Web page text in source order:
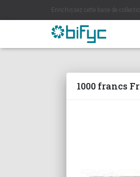
Enrichissez cette base de
1000 francs